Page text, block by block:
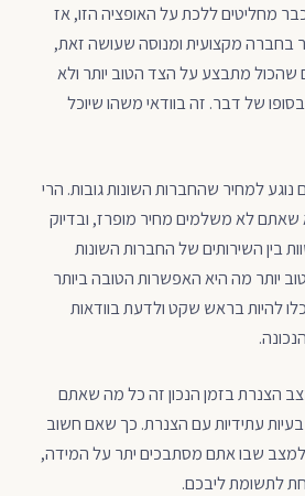
מחליטים ללכת על האופציה הזו, אז
בחברה מקצועית ומנוסה שעושה זאת,
שהכול מתבצע על הצד הטוב יותר ולא
של דבר. זה בוודאי משהו שיוכל
נוגע למחיר שהחברות השונות גובות. הרי
שאתם לא משלמים מחיר מופרז, ובדיוק
בין השירותים של החברות השונות
יותר מה היא האפשרות הטובה ביותר
להיות בראש שקט ולדעת בוודאות
הצנרת בזמן הנכון זה כל מה שאתם
עתידיות עם הצנרת. כך שאם חשוב
שבו אתם מסתבכים יתר על המידה,
לתשומת ליבכם.